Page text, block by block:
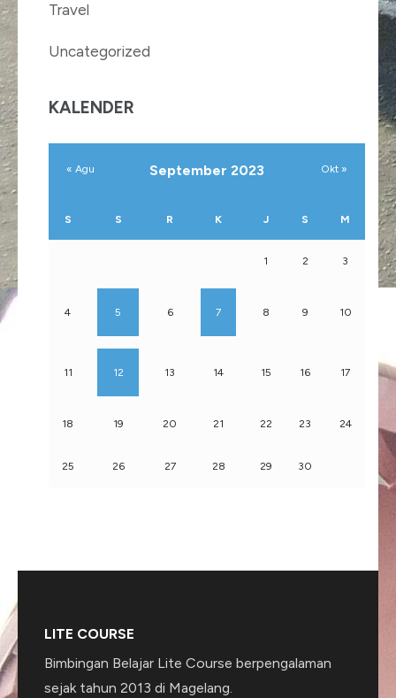
Travel
Uncategorized
KALENDER
September 2023
S S R K J S M
1 2 3
4 5 6 7 8 9 10
11 12 13 14 15 16 17
18 19 20 21 22 23 24
25 26 27 28 29 30
« Agu Okt »
LITE COURSE
Bimbingan Belajar Lite Course berpengalaman
sejak tahun 2013 di Magelang.